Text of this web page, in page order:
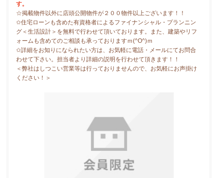
す。
☆掲載物件以外に店頭公開物件が２００物件以上ございます！！
✩住宅ローンも含めた有資格者によるファイナンシャル・プランニン
グ＜生活設計＞を無料で行わせて頂いております。また、建築やリフ
ォームも含めてのご相談も承っておりますｍ(^O^)ｍ
✩詳細をお知りになられたい方は、お気軽に電話・メールにてお問合
わせて下さい。担当者より詳細の説明を行わせて頂きます！！
＜弊社はしつこい営業等は行っておりませんので、お気軽にお声掛け
ください！＞